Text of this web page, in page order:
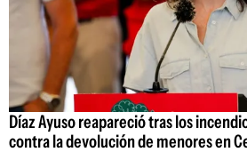
Díaz Ayuso reapareció tras los
contra la devolución de menores en